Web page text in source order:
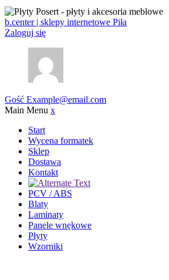
b.center | sklepy internetowe Piła
Zaloguj się
Gość Example@email.com
Main Menu x
Start
Wycena formatek
Sklep
Dostawa
Kontakt
PCV / ABS
Blaty
Laminaty
Panele wnękowe
Płyty
Wzorniki